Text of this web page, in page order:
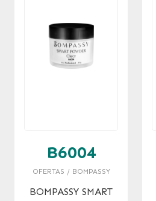
B6004
OFERTAS / BOMPASSY
BOMPASSY SMART